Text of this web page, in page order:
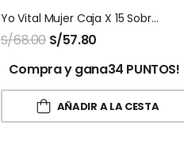
Yo Vital Mujer Caja X 15 Sobres Santa Natura
S/68.00 S/57.80
Compra y gana34 PUNTOS!
AÑADIR A LA CESTA